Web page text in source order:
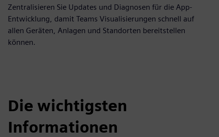
Zentralisieren Sie Updates und Diagnosen für die App-
Entwicklung, damit Teams Visualisierungen schnell auf
allen Geräten, Anlagen und Standorten bereitstellen
können.
Die wichtigsten
Informationen